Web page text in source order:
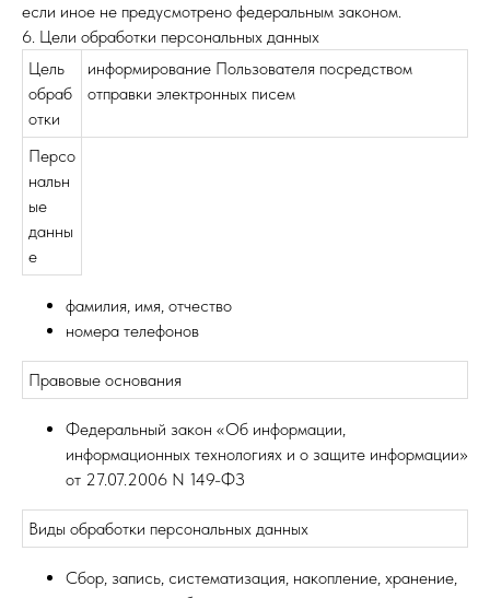
если иное не предусмотрено федеральным законом.
6. Цели обработки персональных данных
Цель
обраб
отки
информирование Пользователя посредством
отправки электронных писем
Персо
нальн
ые
данны
е
фамилия, имя, отчество
номера телефонов
Правовые основания
Федеральный закон «Об информации,
информационных технологиях и о защите информации»
от 27.07.2006 N 149-ФЗ
Виды обработки персональных данных
Сбор, запись, систематизация, накопление, хранение,